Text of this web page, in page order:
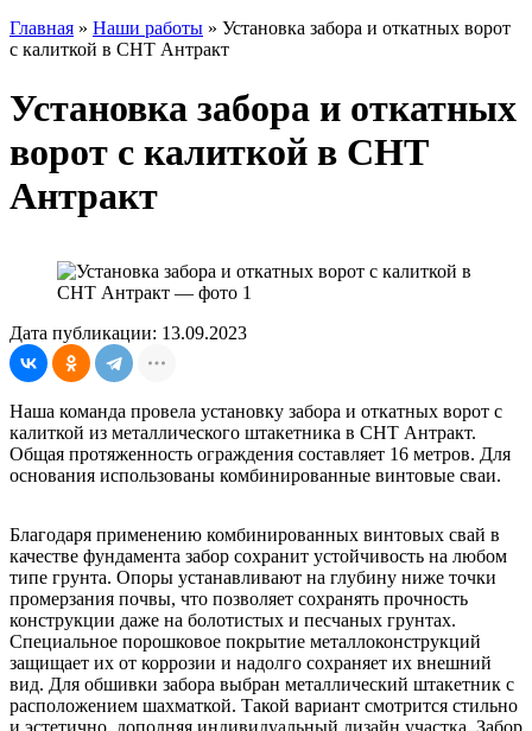
Главная » Наши работы » Установка забора и откатных ворот
с калиткой в СНТ Антракт
Установка забора и откатных
ворот с калиткой в СНТ
Антракт
Дата публикации: 13.09.2023
Наша команда провела установку забора и откатных ворот с
калиткой из металлического штакетника в СНТ Антракт.
Общая протяженность ограждения составляет 16 метров. Для
основания использованы комбинированные винтовые сваи.
Благодаря применению комбинированных винтовых свай в
качестве фундамента забор сохранит устойчивость на любом
типе грунта. Опоры устанавливают на глубину ниже точки
промерзания почвы, что позволяет сохранять прочность
конструкции даже на болотистых и песчаных грунтах.
Специальное порошковое покрытие металлоконструкций
защищает их от коррозии и надолго сохраняет их внешний
вид. Для обшивки забора выбран металлический штакетник с
расположением шахматкой. Такой вариант смотрится стильно
и эстетично, дополняя индивидуальный дизайн участка. Забор